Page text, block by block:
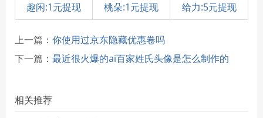
趣闲:1元提现
桃朵:1元提现 给力:5元提现
上一篇： 你使用过京东隐藏优惠卷吗
下一篇： 最近很火爆的ai百家姓氏头像是怎么制作的
相关推荐